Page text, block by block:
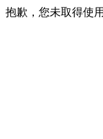
抱歉，您未取得使